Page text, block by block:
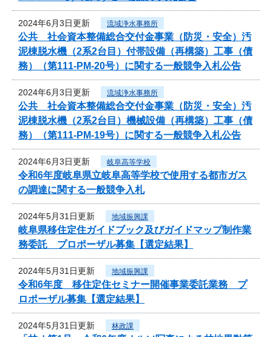
2024年6月3日更新 流域浄水事務所
公共 社会資本整備総合交付金事業（防災・安全）汚
泥棟脱水機（2系2台目）付帯設備（再構築）工事（債
務）（第111-PM-20号）に関する一般競争入札公告
2024年6月3日更新 流域浄水事務所
公共 社会資本整備総合交付金事業（防災・安全）汚
泥棟脱水機（2系2台目）機械設備（再構築）工事（債
務）（第111-PM-19号）に関する一般競争入札公告
2024年6月3日更新 岐阜高等学校
令和6年度岐阜県立岐阜高等学校で使用する都市ガス
の調達に関する一般競争入札
2024年5月31日更新 地域振興課
岐阜県移住定住ガイドブック及びガイドマップ制作業
務委託 プロポーザル募集【選定結果】
2024年5月31日更新 地域振興課
令和6年度 移住定住セミナー開催事業委託業務 プ
ロポーザル募集【選定結果】
2024年5月31日更新 林政課